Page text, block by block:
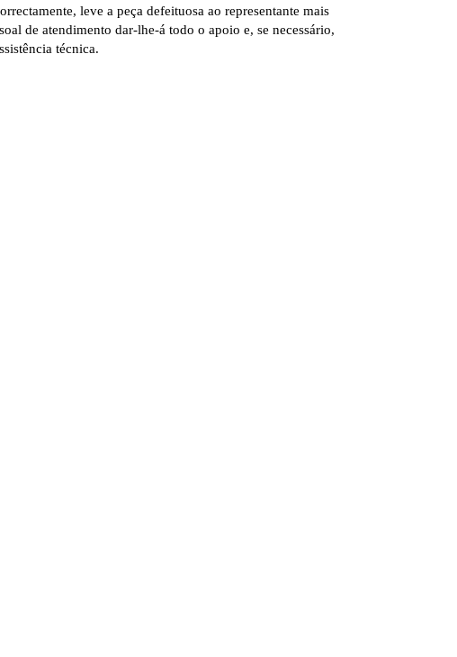
leve a peça defeituosa ao representante mais
de atendimento dar-lhe-á todo o apoio e, se necessário,
técnica.